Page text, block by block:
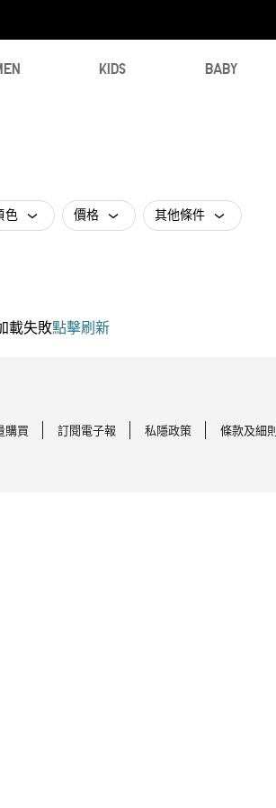
KIDS BABY
色 價格 其他條件
載失敗點擊刷新
購買 訂閱電子報 私隱政策 條款及細則